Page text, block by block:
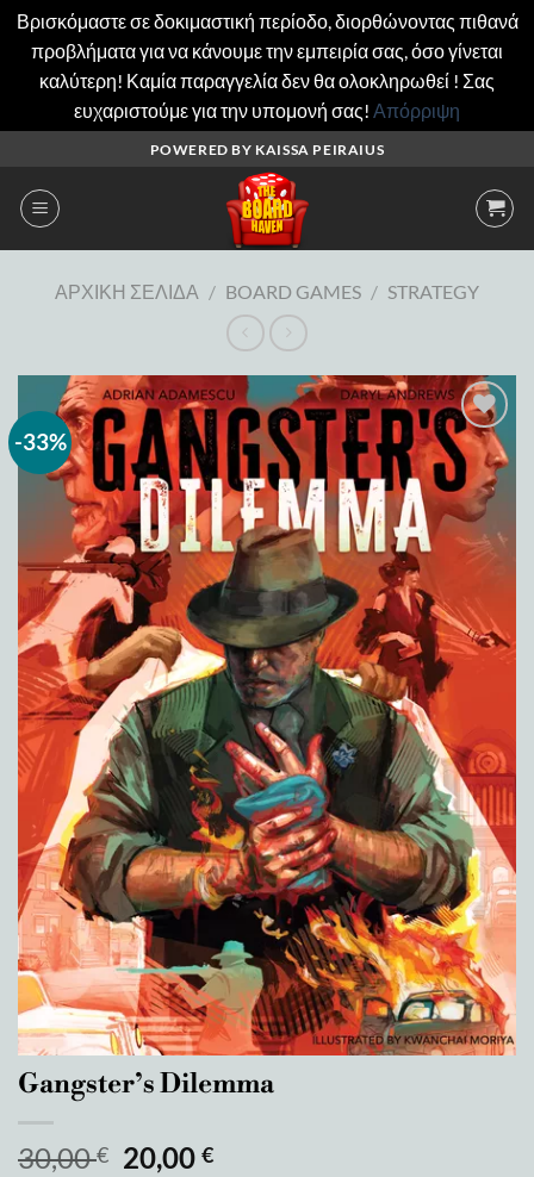
Βρισκόμαστε σε δοκιμαστική περίοδο, διορθώνοντας πιθανά
προβλήματα για να κάνουμε την εμπειρία σας, όσο γίνεται
καλύτερη! Καμία παραγγελία δεν θα ολοκληρωθεί ! Σας
ευχαριστούμε για την υπομονή σας! Απόρριψη
περιεχόμενο
POWERED BY KAISSA PEIRAIUS
ΑΡΧΙΚΉ ΣΕΛΊΔΑ / BOARD GAMES / STRATEGY
-33%
Add to
wishlist
Gangster’s Dilemma
30,00€ 20,00€